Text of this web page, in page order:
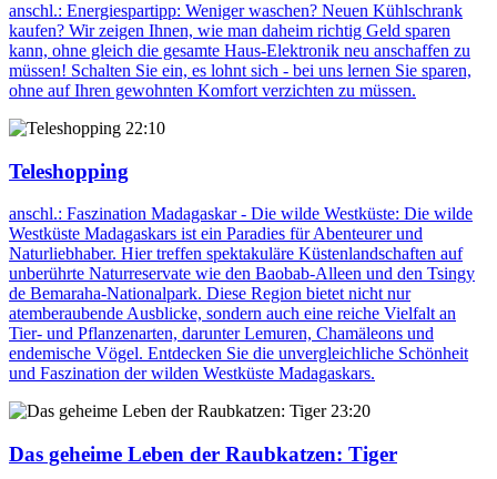
anschl.: Energiespartipp: Weniger waschen? Neuen Kühlschrank
kaufen? Wir zeigen Ihnen, wie man daheim richtig Geld sparen
kann, ohne gleich die gesamte Haus-Elektronik neu anschaffen zu
müssen! Schalten Sie ein, es lohnt sich - bei uns lernen Sie sparen,
ohne auf Ihren gewohnten Komfort verzichten zu müssen.
22:10
Teleshopping
anschl.: Faszination Madagaskar - Die wilde Westküste: Die wilde
Westküste Madagaskars ist ein Paradies für Abenteurer und
Naturliebhaber. Hier treffen spektakuläre Küstenlandschaften auf
unberührte Naturreservate wie den Baobab-Alleen und den Tsingy
de Bemaraha-Nationalpark. Diese Region bietet nicht nur
atemberaubende Ausblicke, sondern auch eine reiche Vielfalt an
Tier- und Pflanzenarten, darunter Lemuren, Chamäleons und
endemische Vögel. Entdecken Sie die unvergleichliche Schönheit
und Faszination der wilden Westküste Madagaskars.
23:20
Das geheime Leben der Raubkatzen: Tiger